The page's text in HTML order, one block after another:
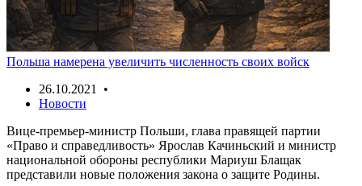
Польша намерена увеличить численность своих войск
26.10.2021 •
Новости
Вице-премьер-министр Польши, глава правящей партии
«Право и справедливость» Ярослав Качиньский и министр
национальной обороны республики Мариуш Блащак
представили новые положения закона о защите Родины.